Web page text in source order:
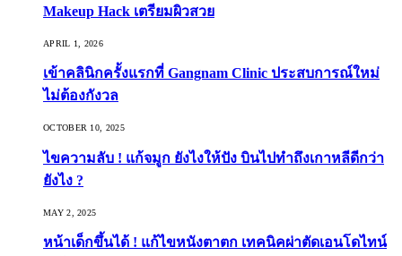
Makeup Hack เตรียมผิวสวย
APRIL 1, 2026
เข้าคลินิกครั้งแรกที่ Gangnam Clinic ประสบการณ์ใหม่
ไม่ต้องกังวล
OCTOBER 10, 2025
ไขความลับ ! แก้จมูก ยังไงให้ปัง บินไปทำถึงเกาหลีดีกว่า
ยังไง ?
MAY 2, 2025
หน้าเด็กขึ้นได้ ! แก้ไขหนังตาตก เทคนิคผ่าตัดเอนโดไทน์